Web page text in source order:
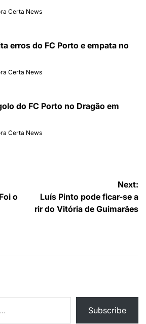
Certa News
erros do FC Porto e empata no
Certa News
do FC Porto no Dragão em
Certa News
o
Next:
Luís Pinto pode ficar-se a
rir do Vitória de Guimarães
Subscribe